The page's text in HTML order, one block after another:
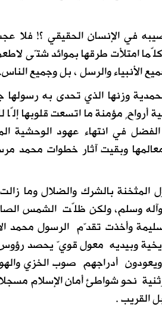
في الإنسان الحقيقي ؟! فلا
كلّما امتلأت طرقها بموائد شتّى
الأنبياء والرسل ، بل وجميع الناس.
وزنها الذي تحدى به رسولها
مؤمنة ما اتسعت قلوبها إلّا
في انتهاء عهود الوحشية
وبقيت آثار خطوات محمد
بالشرك والضلال وما
وسلم، ولكن ظلّت الشمس
وأخذت تقدّم الرسول محمد
وبيديه معول قويّ يحصد
ويعودون أدراجهم صوب الخزي
نحو شواطئ أمان الإسلام
القريب .